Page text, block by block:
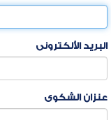
البريد الألكترونى
عنزان الشكوى